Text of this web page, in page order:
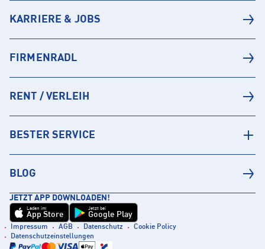
KARRIERE & JOBS
FIRMENRADL
RENT / VERLEIH
BESTER SERVICE
BLOG
JETZT APP DOWNLOADEN!
Laden im
App Store
Jetzt bei
Google Play
Impressum AGB Datenschutz
Cookie Policy
Datenschutzeinstellungen